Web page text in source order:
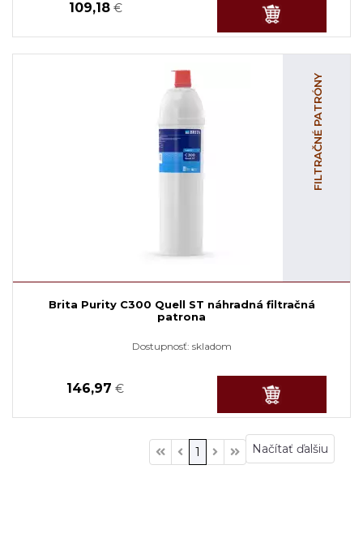
109,18 €
FILTRAČNÉ PATRÓNY
Brita Purity C300 Quell ST náhradná filtračná
patrona
Dostupnosť: skladom
146,97 €
Načítať ďalšiu
1